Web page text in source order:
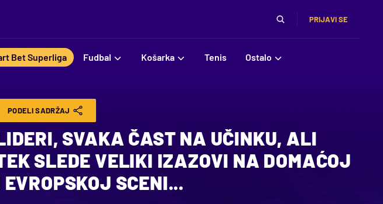
PRIJAVI SE
Bet Superliga Fudbal Košarka Tenis Ostalo
PODELI SADRŽAJ
SVAKA ČAST NA UČINKU, ALI
SLEDE VELIKI IZAZOVI NA DOMAĆOJ
EVROPSKOJ SCENI...